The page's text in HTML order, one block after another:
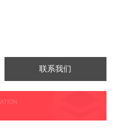
联系我们